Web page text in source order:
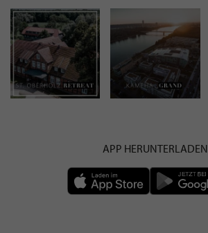
APP HERUNTERLADEN